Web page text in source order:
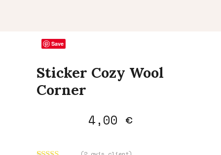
Save
Sticker Cozy Wool
Corner
4,00 €